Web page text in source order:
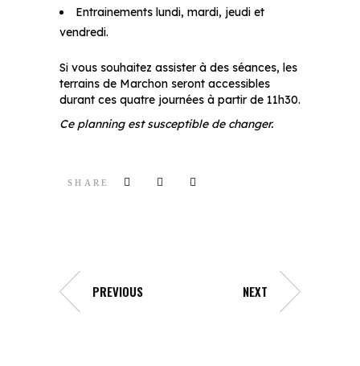
Entrainements lundi, mardi, jeudi et
vendredi.
Si vous souhaitez assister à des séances, les
terrains de Marchon seront accessibles
durant ces quatre journées à partir de 11h30.
Ce planning est susceptible de changer.
SHARE
PREVIOUS NEXT